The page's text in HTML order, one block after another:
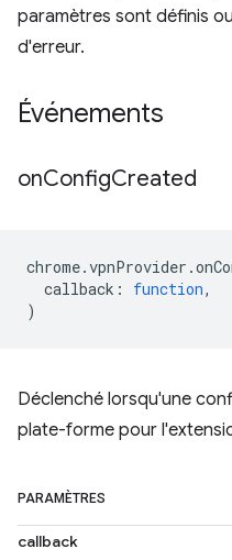
paramètres sont définis
d'erreur.
Événements
onConfigCreated
chrome.vpnProvider .
callback : function,
)
Déclenché lorsqu'une
plate-forme pour
PARAMÈTRES
callback